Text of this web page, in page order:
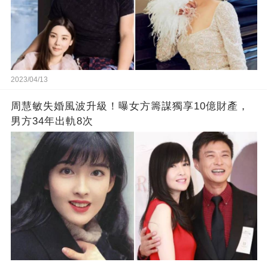
2023/04/13
周慧敏失婚風波升級！曝女方籌謀獨享10億財產，
男方34年出軌8次